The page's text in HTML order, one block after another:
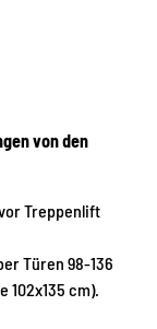
von den
Treppenlift
Türen 98-136
102x135 cm).